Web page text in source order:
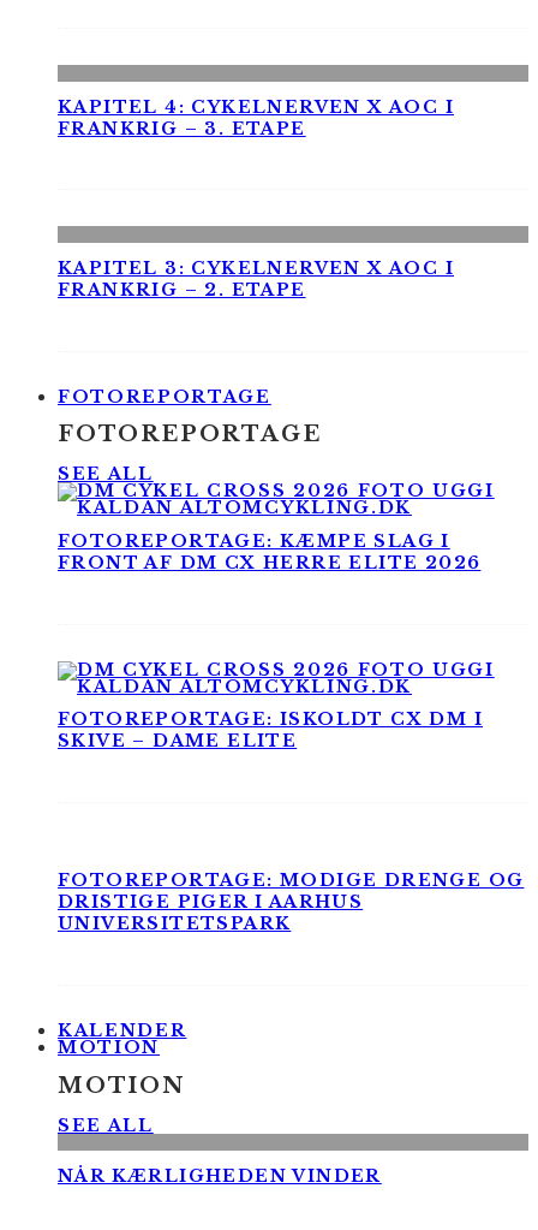
KAPITEL 4: CYKELNERVEN X AOC I
FRANKRIG – 3. ETAPE
KAPITEL 3: CYKELNERVEN X AOC I
FRANKRIG – 2. ETAPE
FOTOREPORTAGE
FOTOREPORTAGE
SEE ALL
FOTOREPORTAGE: KÆMPE SLAG I
FRONT AF DM CX HERRE ELITE 2026
FOTOREPORTAGE: ISKOLDT CX DM I
SKIVE – DAME ELITE
FOTOREPORTAGE: MODIGE DRENGE OG
DRISTIGE PIGER I AARHUS
UNIVERSITETSPARK
KALENDER
MOTION
MOTION
SEE ALL
NÅR KÆRLIGHEDEN VINDER